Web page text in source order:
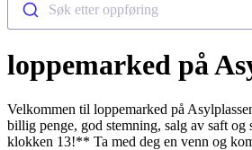
Søk etter oppføring
loppemarked på
Velkommen til loppemarked på
billig penge, god stemning, salg av saft
klokken 13!** Ta med deg en venn og